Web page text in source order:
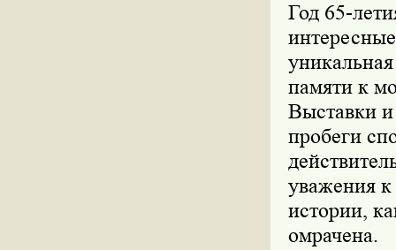
Год 65-
памяти к
Выставки и
пробеги
уважения
истории,
омрачена.